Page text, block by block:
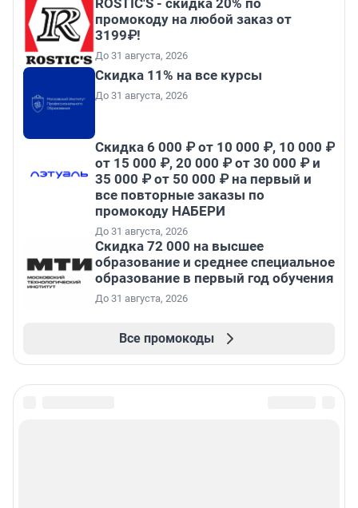
ROSTIC'S - скидка 20% по
промокоду на любой заказ от
3199₽!
До 31 августа, 2026
Скидка 11% на все курсы
До 31 августа, 2026
Скидка 6 000 ₽ от 10 000 ₽, 10 000 ₽
от 15 000 ₽, 20 000 ₽ от 30 000 ₽ и
35 000 ₽ от 50 000 ₽ на первый и
все повторные заказы по
промокоду НАБЕРИ
До 31 августа, 2026
Скидка 72 000 на высшее
образование и среднее специальное
образование в первый год обучения
До 31 августа, 2026
Все промокоды